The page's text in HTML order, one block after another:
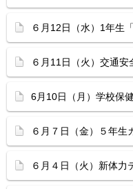
６月12日（水）1年生
６月11日（火）交通安
6月10日（月）学校保
６月７日（金）５年生
６月４日（火）新体力